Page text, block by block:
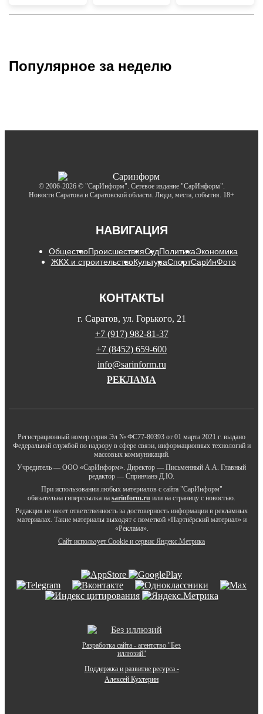
Популярное за неделю
© 2006-2026 © "СарИнформ". Сетевое издание "СарИнформ".
Новости Саратова и Саратовской области. Люди, места, события. 18+
НАВИГАЦИЯ
ОбществоПроисшествияСудПолитикаЭкономика
ЖКХ и строительствоКультураСпортСарИнФото
КОНТАКТЫ
г. Саратов, ул. Горького, 21
+7 (917) 982-81-37
+7 (8452) 659-600
info@sarinform.ru
РЕКЛАМА
Регистрационный номер серия Эл № ФС77-80393 от 01 марта 2021 г. выдано
Федеральной службой по надзору в сфере связи, информационных технологий и
массовых коммуникаций.
Учредитель — ООО «СарИнформ». Директор — Письменный А.А. Главный
редактор — Спринчанэ Д.Ю.
При использовании любых материалов с сайта "СарИнформ"
обязательна гиперссылка на sarinform.ru или на страницу с новостью.
Редакция не несет ответственность за достоверность информации в рекламных
материалах. Такие материалы выходят с пометкой «Партнёрский материал» и
«Реклама».
Сайт использует Cookie и сервиc Яндекс.Метрика
Разработка сайта - агентство "Без
иллюзий"
Поддержка и развитие ресурса -
Алексей Кухтерин